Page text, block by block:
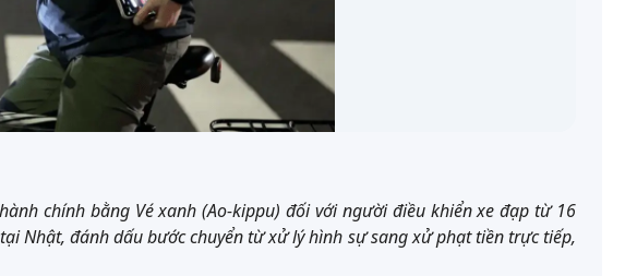
chính bằng Vé xanh (Ao-kippu) đối với người điều khiển xe đạp từ 16
Nhật, đánh dấu bước chuyển từ xử lý hình sự sang xử phạt tiền trực tiếp,